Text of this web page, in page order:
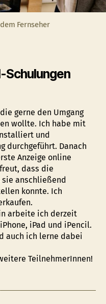
Fernseher
Schulungen
gerne den Umgang
wollte. Ich habe mit
und
durchgeführt. Danach
Anzeige online
dass die
anschließend
konnte. Ich
arbeite ich derzeit
iPad und iPencil.
auch ich lerne dabei
TeilnehmerInnen!